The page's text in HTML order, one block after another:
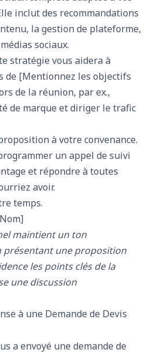
inclut des recommandations
la gestion de plateforme,
sociaux.
stratégie vous aidera à
de [Mentionnez les objectifs
de la réunion, par ex.,
de marque et diriger le trafic
à votre convenance.
un appel de suivi
et répondre à toutes
avoir.
temps.
maintient un ton
une proposition
les points clés de la
une discussion
à une Demande de Devis
a envoyé une demande de